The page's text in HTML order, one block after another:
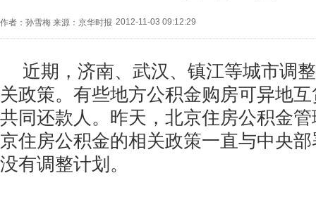
作者：孙雪梅 来源：京华时报 2012-11-03 09:12:29
近期，济南、武汉、镇江等城市调
关政策。有些地方公积金购房可异地
共同还款人。昨天，北京住房公积金
京住房公积金的相关政策一直与中央
没有调整计划。